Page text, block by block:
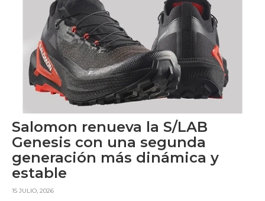
Salomon renueva la S/LAB
Genesis con una segunda
generación más dinámica y
estable
15 JULIO, 2026